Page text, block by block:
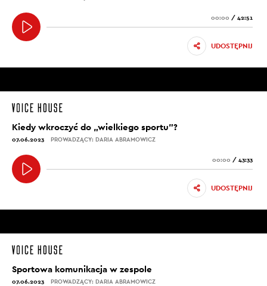
00:00 / 42:51
UDOSTĘPNIJ
Kiedy wkroczyć do „wielkiego sportu”?
07.06.2023 PROWADZĄCY: DARIA ABRAMOWICZ
00:00 / 43:33
UDOSTĘPNIJ
Sportowa komunikacja w zespole
07.06.2023 PROWADZĄCY: DARIA ABRAMOWICZ